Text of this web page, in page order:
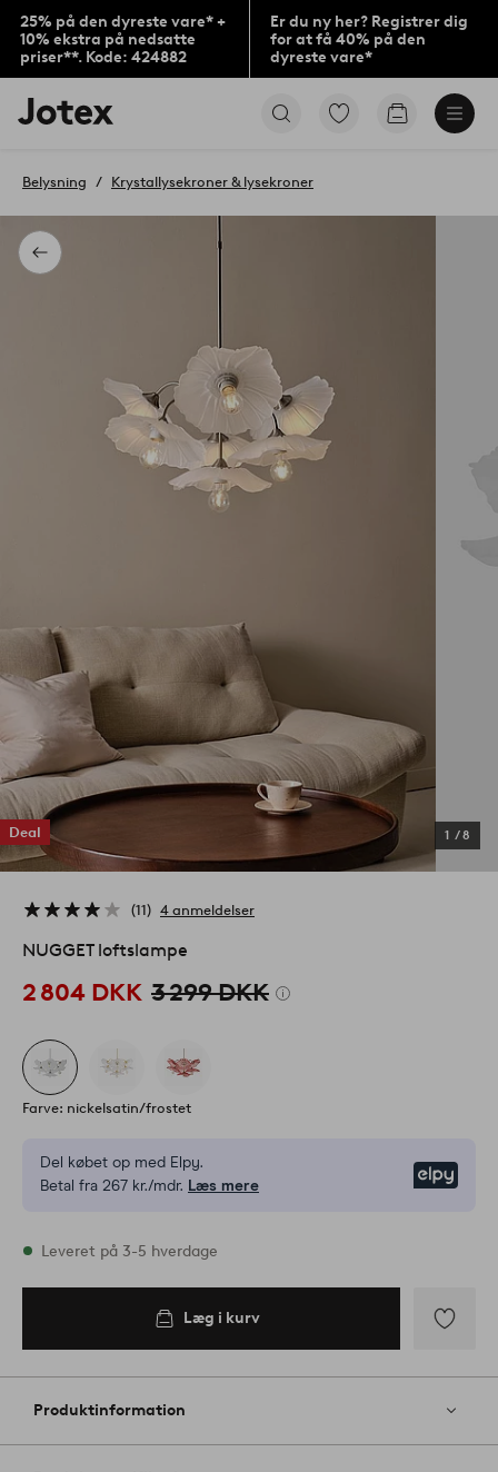
25% på den dyreste vare* +
10% ekstra på nedsatte
priser**. Kode: 424882
Er du ny her? Registrer dig
for at få 40% på den
dyreste vare*
Jotex
logo
til
Gå
Gå
Tilbage
Belysning Krystallysekroner & lysekroner
Deal 1 /8
11 4 anmeldelser
NUGGET loftslampe
2 804 DKK 3 299 DKK
Farve: nickelsatin/frostet
Del købet op med Elpy.
Betal fra 267 kr./mdr. Læs mere
På lager
Leveret på 3-5 hverdage
Læg i kurv
til
Produktinformation